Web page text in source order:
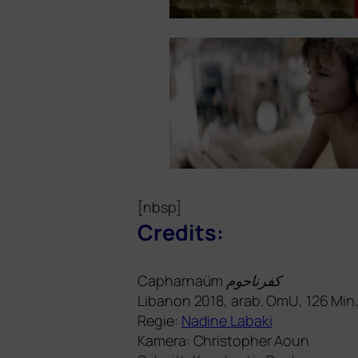
[nbsp]
Credits:
Capharnaüm کفرناحوم
Libanon 2018, arab. OmU, 126 Min.
Regie: Nadine Labaki
Kamera: Christopher Aoun